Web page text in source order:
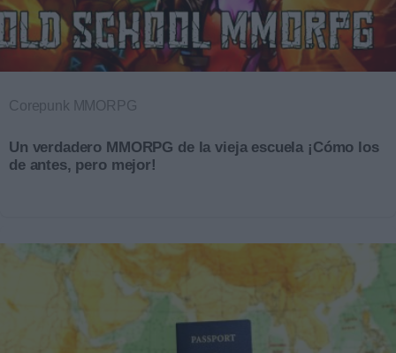
Corepunk MMORPG
Un verdadero MMORPG de la vieja escuela ¡Cómo los
de antes, pero mejor!